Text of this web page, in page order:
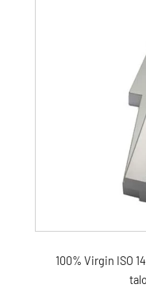
100% Virgin ISO